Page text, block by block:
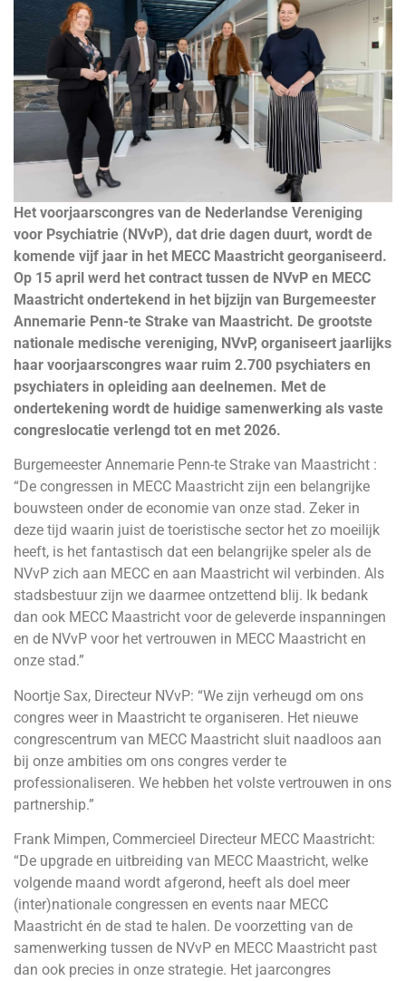
Het voorjaarscongres van de Nederlandse Vereniging
voor Psychiatrie (NVvP), dat drie dagen duurt, wordt de
komende vijf jaar in het MECC Maastricht georganiseerd.
Op 15 april werd het contract tussen de NVvP en MECC
Maastricht ondertekend in het bijzijn van Burgemeester
Annemarie Penn-te Strake van Maastricht. De grootste
nationale medische vereniging, NVvP, organiseert jaarlijks
haar voorjaarscongres waar ruim 2.700 psychiaters en
psychiaters in opleiding aan deelnemen. Met de
ondertekening wordt de huidige samenwerking als vaste
congreslocatie verlengd tot en met 2026.
Burgemeester Annemarie Penn-te Strake van Maastricht :
“De congressen in MECC Maastricht zijn een belangrijke
bouwsteen onder de economie van onze stad. Zeker in
deze tijd waarin juist de toeristische sector het zo moeilijk
heeft, is het fantastisch dat een belangrijke speler als de
NVvP zich aan MECC en aan Maastricht wil verbinden. Als
stadsbestuur zijn we daarmee ontzettend blij. Ik bedank
dan ook MECC Maastricht voor de geleverde inspanningen
en de NVvP voor het vertrouwen in MECC Maastricht en
onze stad.”
Noortje Sax, Directeur NVvP: “We zijn verheugd om ons
congres weer in Maastricht te organiseren. Het nieuwe
congrescentrum van MECC Maastricht sluit naadloos aan
bij onze ambities om ons congres verder te
professionaliseren. We hebben het volste vertrouwen in ons
partnership.”
Frank Mimpen, Commercieel Directeur MECC Maastricht:
“De upgrade en uitbreiding van MECC Maastricht, welke
volgende maand wordt afgerond, heeft als doel meer
(inter)nationale congressen en events naar MECC
Maastricht én de stad te halen. De voorzetting van de
samenwerking tussen de NVvP en MECC Maastricht past
dan ook precies in onze strategie. Het jaarcongres